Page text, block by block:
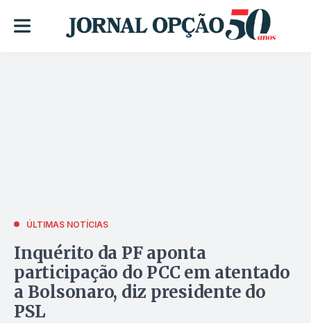
ÚLTIMAS NOTÍCIAS
Inquérito da PF aponta
participação do PCC em atentado
a Bolsonaro, diz presidente do
PSL